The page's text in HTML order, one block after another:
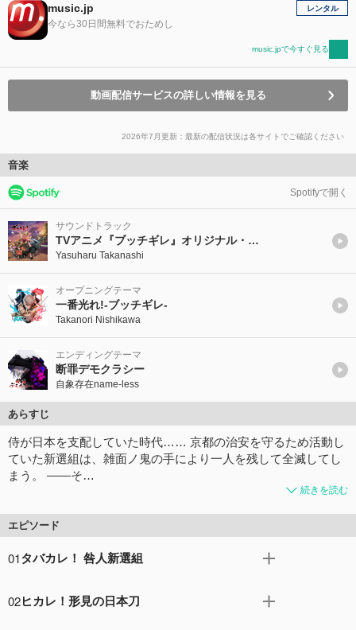
music.jp
今なら30日間無料でおためし
レンタル
music.jpで今すぐ見る
動画配信サービスの詳しい情報を見る
2026年7月更新：最新の配信状況は各サイトでご確認ください
音楽
Spotifyで開く
サウンドトラック
TVアニメ『ブッチギレ』オリジナル・サウンドトラック
Yasuharu Takanashi
オープニングテーマ
一番光れ!-ブッチギレ-
Takanori Nishikawa
エンディングテーマ
断罪デモクラシー
自象存在name-less
あらすじ
侍が日本を支配していた時代…… 京都の治安を守るため活動し
ていた新選組は、雑面ノ鬼の手により一人を残して全滅してし
まう。 ――そ…
続きを読む
エピソード
01タバカレ！ 咎人新選組
仇を探していた。いよいよ仇と同じ雑面を付けた侍を見つ
02ヒカレ！形見の日本刀